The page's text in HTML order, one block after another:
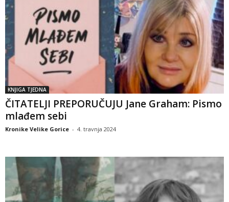
KNJIGA TJEDNA
ČITATELJI PREPORUČUJU Jane Graham: Pismo
mlađem sebi
Kronike Velike Gorice - 4. travnja 2024